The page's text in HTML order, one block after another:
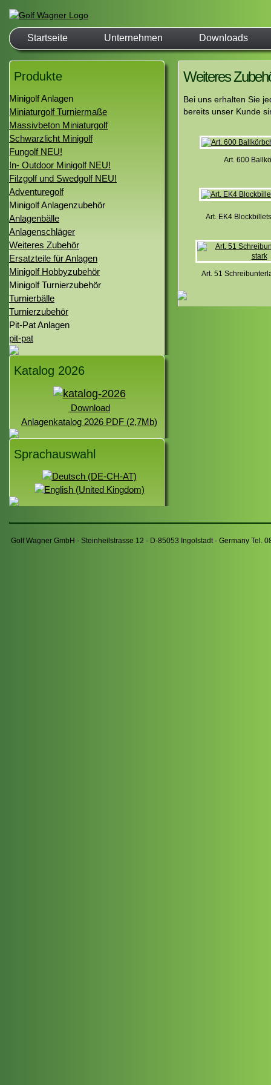
Startseite Unternehmen Downloads
Produkte
Minigolf Anlagen
Miniaturgolf Turniermaße
Massivbeton Miniaturgolf
Schwarzlicht Minigolf
Fungolf NEU!
In- Outdoor Minigolf NEU!
Filzgolf und Swedgolf NEU!
Adventuregolf
Minigolf Anlagenzubehör
Anlagenbälle
Anlagenschläger
Weiteres Zubehör
Ersatzteile für Anlagen
Minigolf Hobbyzubehör
Minigolf Turnierzubehör
Turnierbälle
Turnierzubehör
Pit-Pat Anlagen
pit-pat
Katalog 2026
Download
Anlagenkatalog 2026 PDF (2,7Mb)
Sprachauswahl
Weiteres
Bei uns erhalten Sie
bereits unser Kunde
Art. 600
Art. EK4
Art. 51
Golf Wagner GmbH - Steinheilstrasse 12 - D-85053 Ingolstadt - Germany Tel.